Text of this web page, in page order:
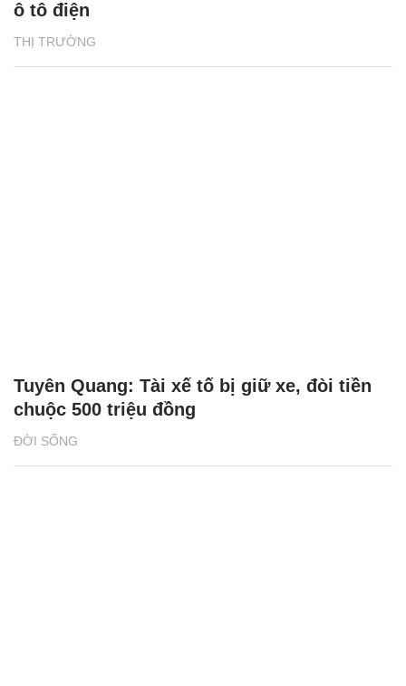
THỊ TRƯỜNG
ô tô điện
ĐỜI SỐNG
Tuyên Quang: Tài xế tố bị giữ xe, đòi tiền
chuộc 500 triệu đồng